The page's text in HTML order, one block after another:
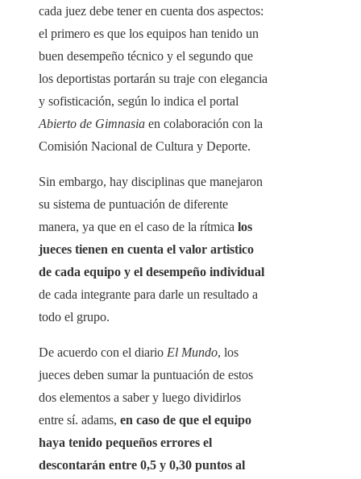
cada juez debe tener en cuenta dos aspectos:
el primero es que los equipos han tenido un
buen desempeño técnico y el segundo que
los deportistas portarán su traje con elegancia
y sofisticación, según lo indica el portal
Abierto de Gimnasia en colaboración con la
Comisión Nacional de Cultura y Deporte.
Sin embargo, hay disciplinas que manejaron
su sistema de puntuación de diferente
manera, ya que en el caso de la rítmica los
jueces tienen en cuenta el valor artistico
de cada equipo y el desempeño individual
de cada integrante para darle un resultado a
todo el grupo.
De acuerdo con el diario El Mundo, los
jueces deben sumar la puntuación de estos
dos elementos a saber y luego dividirlos
entre sí. adams, en caso de que el equipo
haya tenido pequeños errores el
descontarán entre 0,5 y 0,30 puntos al